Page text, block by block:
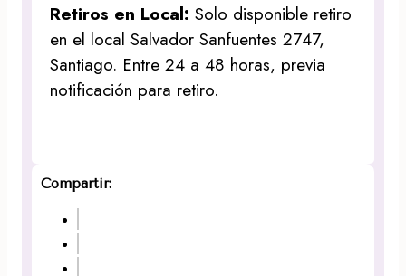
Retiros en Local:Solo disponible retiro
en el local Salvador Sanfuentes 2747,
Santiago. Entre 24 a 48 horas, previa
notificación para retiro.
Compartir: